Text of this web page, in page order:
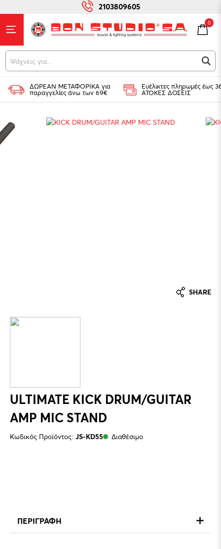
2103809605
0
Ψάχνεις για...
ΔΩΡΕΑΝ ΜΕΤΑΦΟΡΙΚΑ για
παραγγελίες άνω των 69€
Ευέλικτες πληρωμές έως
ΑΤΟΚΕΣ ΔΟΣΕΙΣ
SHARE
ULTIMATE KICK DRUM/GUITAR
AMP MIC STAND
Κωδικός Προϊόντος: JS-KD55 Διαθέσιμο
ΠΕΡΙΓΡΑΦΗ